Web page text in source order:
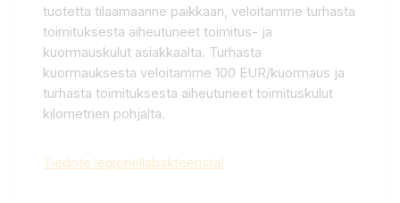
tuotetta tilaamaanne paikkaan, veloitamme turhasta
toimituksesta aiheutuneet toimitus- ja
kuormauskulut asiakkaalta. Turhasta
kuormauksesta veloitamme 100 EUR/kuormaus ja
turhasta toimituksesta aiheutuneet toimituskulut
kilometrien pohjalta.
Tiedote legionellabakteerista!